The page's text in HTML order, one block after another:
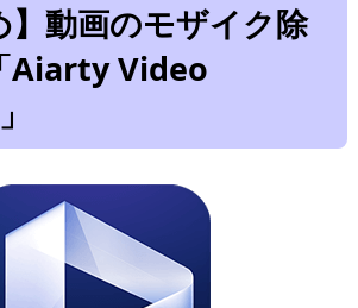
】動画のモザイク除
Aiarty Video